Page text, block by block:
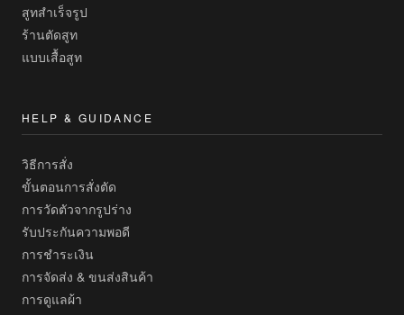
สูทสำเร็จรูป
ร้านตัดสูท
แบบเสื้อสูท
HELP & GUIDANCE
วิธีการสั่ง
ขั้นตอนการสั่งตัด
การวัดตัวจากรูปร่าง
รับประกันความพอดี
การชำระเงิน
การจัดส่ง & ขนส่งสินค้า
การดูแลผ้า